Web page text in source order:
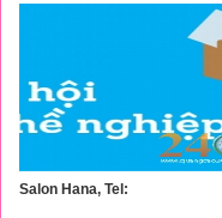
Salon Hana, Tel: